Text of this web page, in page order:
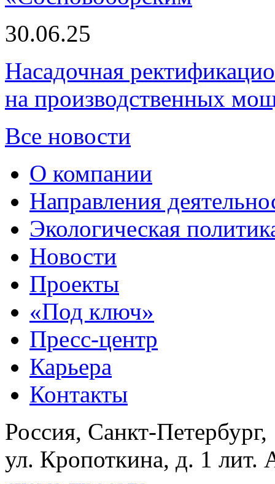
30.06.25
Насадочная
на производственных
Все новости
О компании
Направления
Экологическая
Новости
Проекты
«Под ключ»
Пресс-центр
Карьера
Контакты
Россия, Санкт-Петербург,
ул. Кропоткина, д. 1 лит.